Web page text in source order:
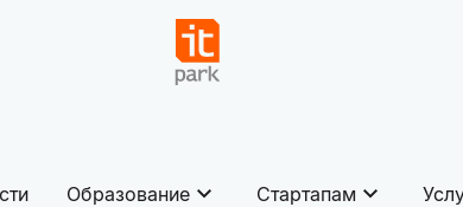
Образование Стартапам